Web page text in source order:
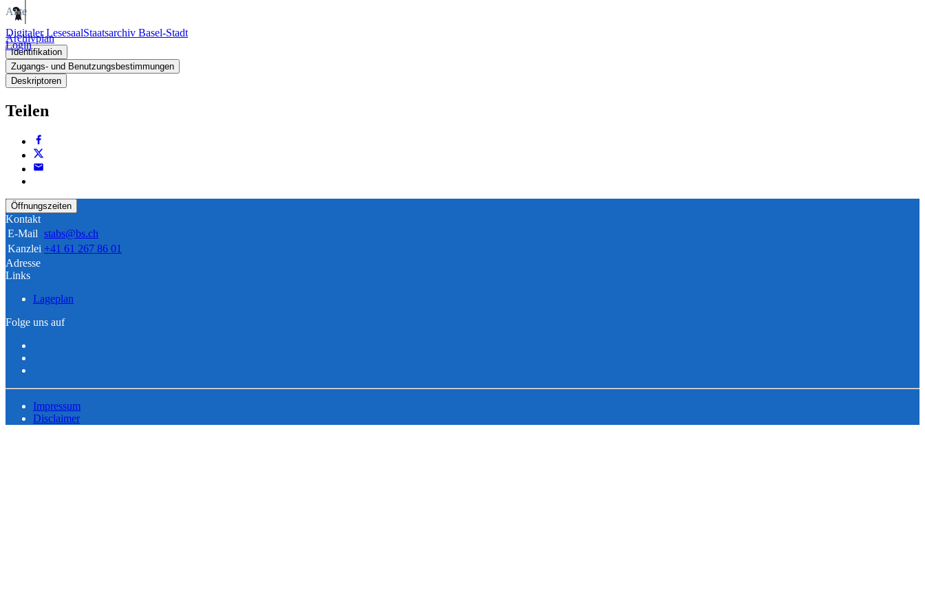
Digitaler LesesaalStaatsarchiv Basel-Stadt
Login
Akte
Archivplan
Identifikation
Zugangs- und Benutzungsbestimmungen
Deskriptoren
Teilen
Öffnungszeiten
Kontakt
E-Mail stabs@bs.ch
Kanzlei +41 61 267 86 01
Adresse
Links
Lageplan
Folge uns auf
Impressum
Disclaimer